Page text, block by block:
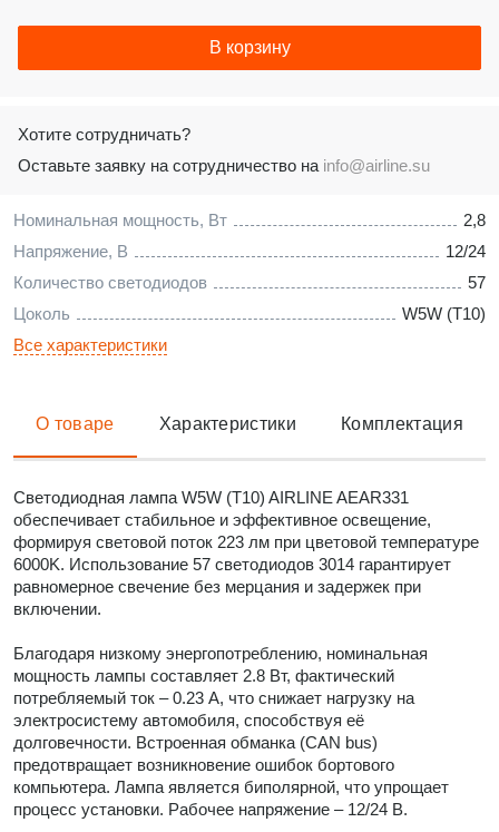
Номинальная мощность, Вт
2,8
Напряжение, В
12/24
Количество светодиодов
57
Цоколь
W5W (T10)
Все характеристики
В корзину
Хотите сотрудничать?
Оставьте заявку на сотрудничество на info@airline.su
О товаре Характеристики Комплектация
Светодиодная лампа W5W (T10) AIRLINE AEAR331
обеспечивает стабильное и эффективное освещение,
формируя световой поток 223 лм при цветовой температуре
6000K. Использование 57 светодиодов 3014 гарантирует
равномерное свечение без мерцания и задержек при
включении.
Благодаря низкому энергопотреблению, номинальная
мощность лампы составляет 2.8 Вт, фактический
потребляемый ток – 0.23 А, что снижает нагрузку на
электросистему автомобиля, способствуя её
долговечности. Встроенная обманка (CAN bus)
предотвращает возникновение ошибок бортового
компьютера. Лампа является биполярной, что упрощает
процесс установки. Рабочее напряжение – 12/24 В.